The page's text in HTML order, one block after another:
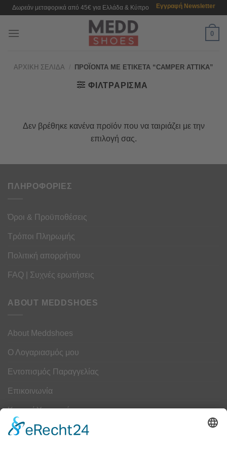
Μετάβαση
περιεχόμενο
Δωρεάν μεταφορικά από 45€ για Ελλάδα & Κύπρο Εγγραφή Newsletter
0
ΑΡΧΙΚΉ ΣΕΛΊΔΑ ΠΡΟΪΌΝΤΑ ΜΕ ΕΤΙΚΈΤΑ “CAMPER ATTIKA”
ΦΙΛΤΡΆΡΙΣΜΑ
Δεν βρέθηκε κανένα προϊόν που να ταιριάζει με την
επιλογή σας.
ΠΛΗΡΟΦΟΡΙΕΣ
Όροι & Προϋποθέσεις
Τρόποι Πληρωμής
Πολιτική απορρήτου
FAQ | Συχνές ερωτήσεις
ABOUT MEDDSHOES
About Meddshoes
Ο Λογαριασμός μου
Εντοπισμός Παραγγελίας
Επικοινωνία
Κουμπί Υπαναχώρησης
ΟΔΗΓΟΣ ΜΕΓΕΘΩΝ